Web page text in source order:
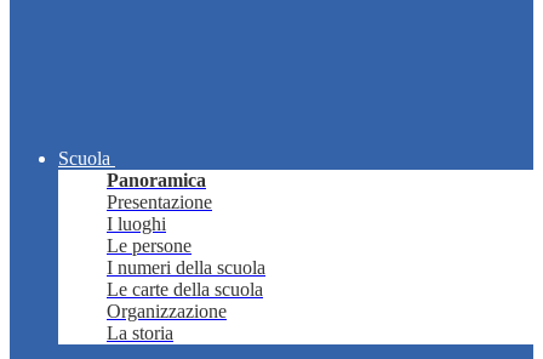
Scuola
Panoramica
Presentazione
I luoghi
Le persone
I numeri della scuola
Le carte della scuola
Organizzazione
La storia